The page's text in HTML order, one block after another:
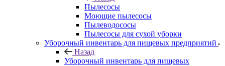
Пылесосы
Моющие пылесосы
Пылеводососы
Пылесосы для сухой уборки
Уборочный инвентарь для пищевых предприятий
Назад
Уборочный инвентарь для пищевых